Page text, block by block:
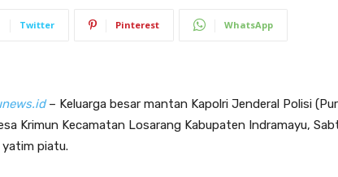
Twitter Pinterest WhatsApp
– Keluarga besar mantan Kapolri Jenderal Polisi
Krimun Kecamatan Losarang Kabupaten Indramayu,
piatu.